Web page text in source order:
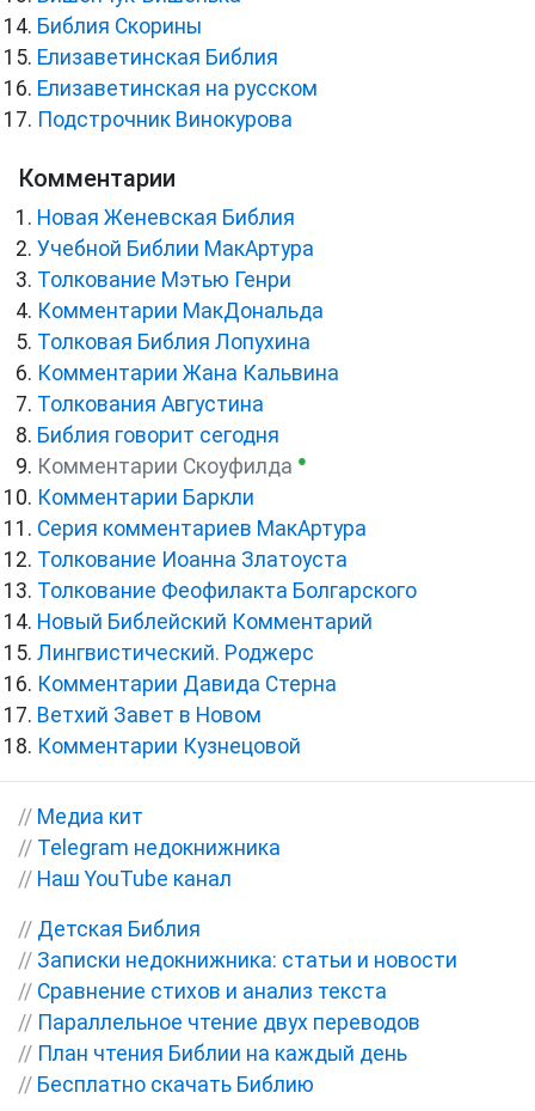
Библия Скорины
Елизаветинская Библия
Елизаветинская на русском
Подстрочник Винокурова
Комментарии
Новая Женевская Библия
Учебной Библии МакАртура
Толкование Мэтью Генри
Комментарии МакДональда
Толковая Библия Лопухина
Комментарии Жана Кальвина
Толкования Августина
Библия говорит сегодня
Комментарии Скоуфилда ●
Комментарии Баркли
Серия комментариев МакАртура
Толкование Иоанна Златоуста
Толкование Феофилакта Болгарского
Новый Библейский Комментарий
Лингвистический. Роджерс
Комментарии Давида Стерна
Ветхий Завет в Новом
Комментарии Кузнецовой
// Медиа кит
// Telegram недокнижника
// Наш YouTube канал
// Детская Библия
// Записки недокнижника: статьи и новости
// Сравнение стихов и анализ текста
// Параллельное чтение двух переводов
// План чтения Библии на каждый день
// Бесплатно скачать Библию